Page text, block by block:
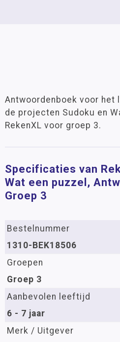
Antwoordenboek voor het
de projecten Sudoku en
RekenXL voor groep 3.
Specificaties van
Wat een puzzel,
Groep 3
Bestelnummer
1310-BEK18506
Groepen
Groep 3
Aanbevolen leeftijd
6 - 7 jaar
Merk / Uitgever